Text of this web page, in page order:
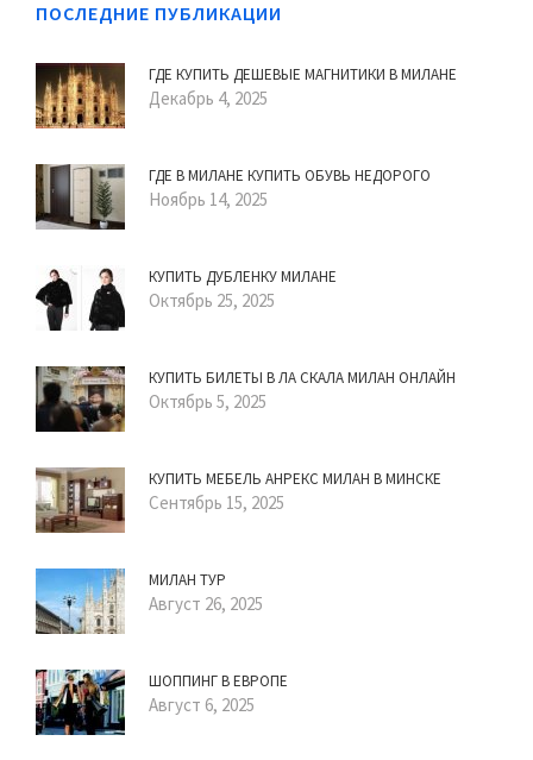
ПОСЛЕДНИЕ ПУБЛИКАЦИИ
ГДЕ КУПИТЬ ДЕШЕВЫЕ МАГНИТИКИ В МИЛАНЕ
Декабрь 4, 2025
ГДЕ В МИЛАНЕ КУПИТЬ ОБУВЬ НЕДОРОГО
Ноябрь 14, 2025
КУПИТЬ ДУБЛЕНКУ МИЛАНЕ
Октябрь 25, 2025
КУПИТЬ БИЛЕТЫ В ЛА СКАЛА МИЛАН ОНЛАЙН
Октябрь 5, 2025
КУПИТЬ МЕБЕЛЬ АНРЕКС МИЛАН В МИНСКЕ
Сентябрь 15, 2025
МИЛАН ТУР
Август 26, 2025
ШОППИНГ В ЕВРОПЕ
Август 6, 2025